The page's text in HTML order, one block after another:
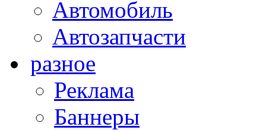
Автомобиль
Автозапчасти
разное
Реклама
Баннеры